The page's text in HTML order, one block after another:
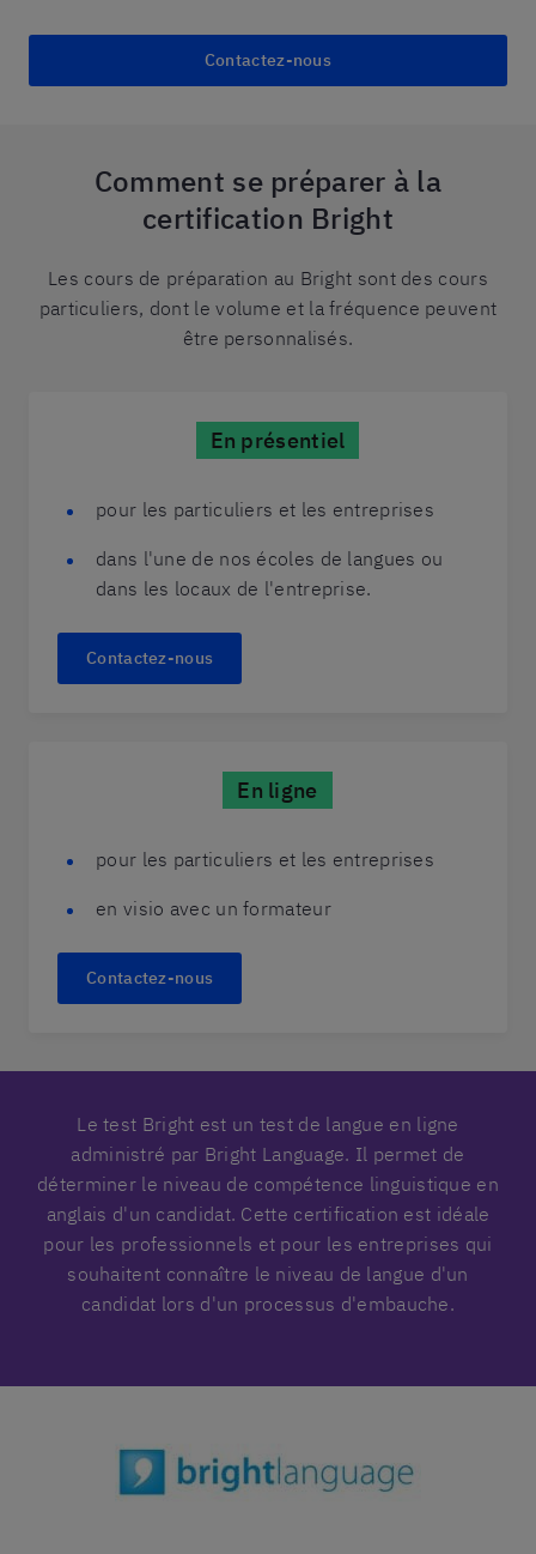
Contactez-nous
Comment se préparer à la
certification Bright
Les cours de préparation au Bright sont des cours
particuliers, dont le volume et la fréquence peuvent
être personnalisés.
En présentiel
pour les particuliers et les entreprises
dans l'une de nos écoles de langues ou
dans les locaux de l'entreprise.
Contactez-nous
En ligne
pour les particuliers et les entreprises
en visio avec un formateur
Contactez-nous
Le test Bright est un test de langue en ligne
administré par Bright Language. Il permet de
déterminer le niveau de compétence linguistique en
anglais d'un candidat. Cette certification est idéale
pour les professionnels et pour les entreprises qui
souhaitent connaître le niveau de langue d'un
candidat lors d'un processus d'embauche.